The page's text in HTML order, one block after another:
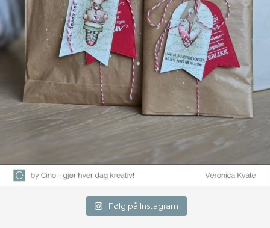
Følg på Instagram